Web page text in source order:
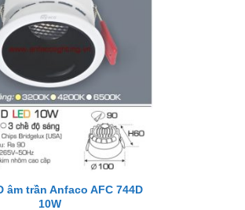
âm trần Anfaco AFC 744D
10W